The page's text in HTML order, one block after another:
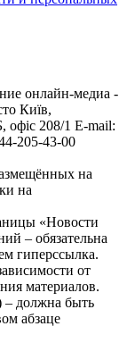
онлайн-медиа -
Київ,
208/1 E-mail:
205-43-00
на
на
«Новости
– обязательна
гиперссылка.
от
материалов.
– должна быть
абзаце